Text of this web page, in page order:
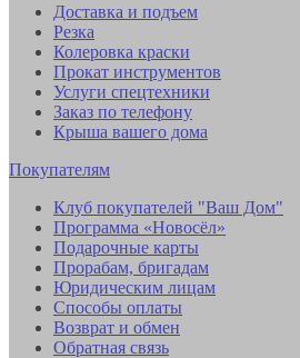
Доставка и подъем
Резка
Колеровка краски
Прокат инструментов
Услуги спецтехники
Заказ по телефону
Крыша вашего дома
Покупателям
Клуб покупателей "Ваш Дом"
Программа «Новосёл»
Подарочные карты
Прорабам, бригадам
Юридическим лицам
Способы оплаты
Возврат и обмен
Обратная связь